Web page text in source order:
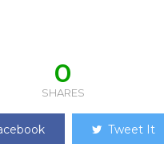
0
SHARES
Tweet It